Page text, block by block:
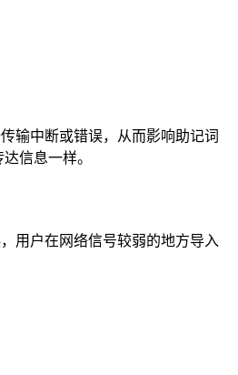
输中断或错误，从而影响助记词
信息一样。
用户在网络信号较弱的地方导入